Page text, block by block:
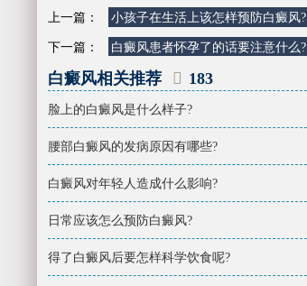
上一篇：
小孩子在生活上该怎样预防白癜风?
下一篇： 白癜风患者怀孕了的话要注意什么?
白癜风相关推荐 183
脸上的白癜风是什么样子?
腰部白癜风的发病原因有哪些?
白癜风对年轻人造成什么影响?
日常应该怎么预防白癜风?
得了白癜风后要怎样科学饮食呢?